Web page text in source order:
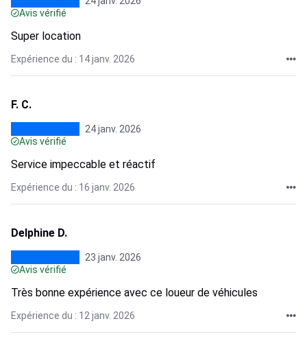
Avis vérifié
Super location
Expérience du : 14 janv. 2026
F. C.
24 janv. 2026
Avis vérifié
Service impeccable et réactif
Expérience du : 16 janv. 2026
Delphine D.
23 janv. 2026
Avis vérifié
Très bonne expérience avec ce loueur de véhicules
Expérience du : 12 janv. 2026